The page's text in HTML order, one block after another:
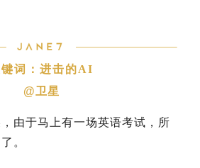
键词：进击的AI
@卫星
由于马上有一场英语考试，所
。